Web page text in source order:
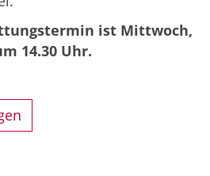
ist Mittwoch,
14.30 Uhr.